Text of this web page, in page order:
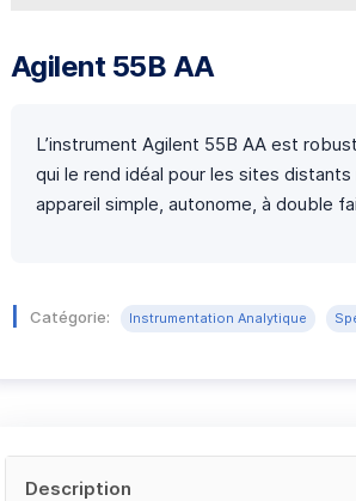
Agilent 55B AA
L’instrument Agilent 55B AA est
qui le rend idéal pour les sites
appareil simple, autonome, à double
Catégorie: Instrumentation Analytique
Description